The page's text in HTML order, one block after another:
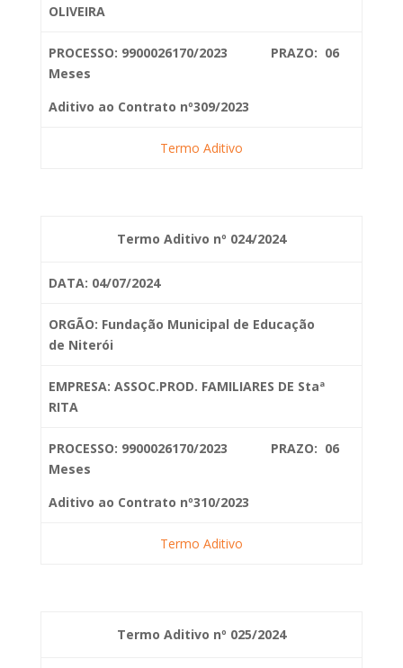
OLIVEIRA
PROCESSO: 9900026170/2023 PRAZO: 06
Meses
Aditivo ao Contrato nº309/2023
Termo Aditivo
Termo Aditivo nº 024/2024
DATA: 04/07/2024
ORGÃO: Fundação Municipal de Educação
de Niterói
EMPRESA: ASSOC.PROD. FAMILIARES DE Staª
RITA
PROCESSO: 9900026170/2023 PRAZO: 06
Meses
Aditivo ao Contrato nº310/2023
Termo Aditivo
Termo Aditivo nº 025/2024